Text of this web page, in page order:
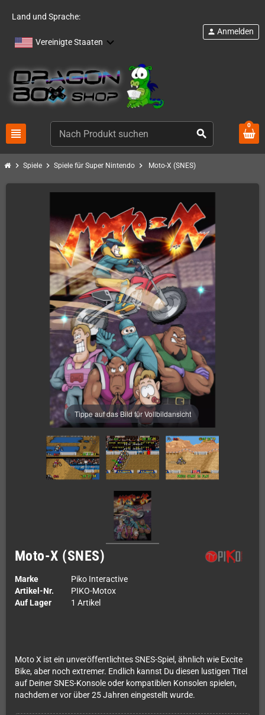
Land und Sprache:
Vereinigte Staaten
view_headline search
person Anmelden
0
chevron_right Spiele chevron_right Spiele für Super Nintendo chevron_right Moto-X (SNES)
Tippe auf das Bild für Vollbildansicht
Moto-X (SNES)
Marke
Piko Interactive
Artikel-Nr.
PIKO-Motox
Auf Lager
1 Artikel
Moto X ist ein unveröffentlichtes SNES-Spiel, ähnlich wie Excite
Bike, aber noch extremer. Endlich kannst Du diesen lustigen Titel
auf Deiner SNES-Konsole oder kompatiblen Konsolen spielen,
nachdem er vor über 25 Jahren eingestellt wurde.